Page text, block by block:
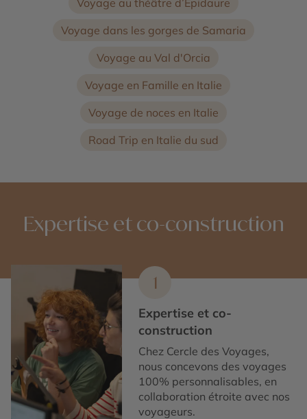
Voyage dans les gorges de Samaria
Voyage au Val d'Orcia
Voyage en Famille en Italie
Voyage de noces en Italie
Road Trip en Italie du sud
Expertise et co-construction
1
Expertise et co-
construction
Chez Cercle des Voyages,
nous concevons des voyages
100% personnalisables, en
collaboration étroite avec nos
voyageurs.